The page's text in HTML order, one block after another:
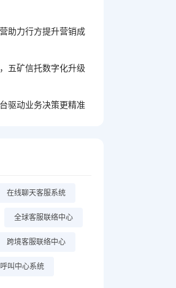
助力行方提升营销成
五矿信托数字化升级
驱动业务决策更精准
在线聊天客服系统
全球客服联络中心
跨境客服联络中心
叫中心系统